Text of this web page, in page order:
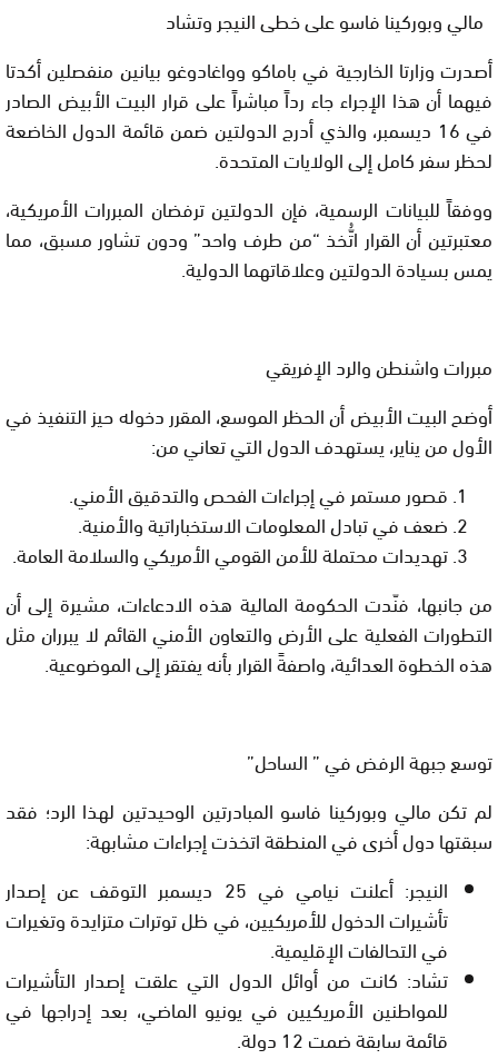
مالي وبوركينا فاسو على خطى النيجر وتشاد
أصدرت وزارتا الخارجية في باماكو وواغادوغو بيانين منفصلين أكدتا
فيهما أن هذا الإجراء جاء رداً مباشراً على قرار البيت الأبيض الصادر
في 16 ديسمبر، والذي أدرج الدولتين ضمن قائمة الدول الخاضعة
لحظر سفر كامل إلى الولايات المتحدة.
ووفقاً للبيانات الرسمية، فإن الدولتين ترفضان المبررات الأمريكية،
معتبرتين أن القرار اتُّخذ “من طرف واحد” ودون تشاور مسبق، مما
يمس بسيادة الدولتين وعلاقاتهما الدولية.
مبررات واشنطن والرد الإفريقي
أوضح البيت الأبيض أن الحظر الموسع، المقرر دخوله حيز التنفيذ في
الأول من يناير، يستهدف الدول التي تعاني من:
قصور مستمر في إجراءات الفحص والتدقيق الأمني.
ضعف في تبادل المعلومات الاستخباراتية والأمنية.
تهديدات محتملة للأمن القومي الأمريكي والسلامة العامة.
من جانبها، فنّدت الحكومة المالية هذه الادعاءات، مشيرة إلى أن
التطورات الفعلية على الأرض والتعاون الأمني القائم لا يبرران مثل
هذه الخطوة العدائية، واصفةً القرار بأنه يفتقر إلى الموضوعية.
توسع جبهة الرفض في ” الساحل”
لم تكن مالي وبوركينا فاسو المبادرتين الوحيدتين لهذا الرد؛ فقد
سبقتها دول أخرى في المنطقة اتخذت إجراءات مشابهة:
النيجر:
أعلنت نيامي في 25 ديسمبر التوقف عن إصدار
تأشيرات الدخول للأمريكيين، في ظل توترات متزايدة وتغيرات
في التحالفات الإقليمية.
تشاد: كانت من أوائل الدول التي علقت إصدار التأشيرات
للمواطنين الأمريكيين في يونيو الماضي، بعد إدراجها في
قائمة سابقة ضمت 12 دولة.